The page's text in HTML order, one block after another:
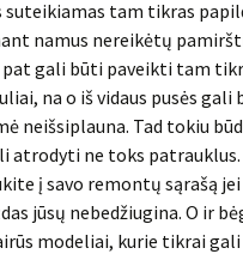
suteikiamas tam tikras
namus nereikėtų
gali būti paveikti tam
na o iš vidaus pusės
neišsiplauna. Tad tokiu
atrodyti ne toks
į savo remontų sąrašą
jūsų nebedžiugina. O ir
modeliai, kurie tikrai